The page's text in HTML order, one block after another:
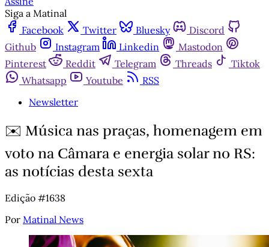
Siga a Matinal
Facebook
Twitter Bluesky
Discord
Github
Instagram Linkedin
Mastodon
Pinterest
Reddit Telegram Threads
Tiktok
Whatsapp
Youtube
RSS
Newsletter
✉️ Música nas praças, homenagem em
voto na Câmara e energia solar no RS:
as notícias desta sexta
Edição #1638
Por Matinal News